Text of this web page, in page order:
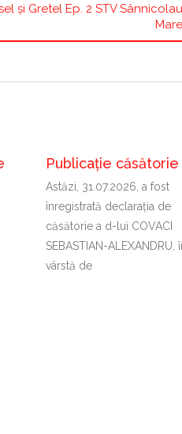
și Gretel Ep. 2 STV Sânnicolau
Mare
Publicație căsătorie
Astăzi, 31.07.2026, a fost
înregistrată declaraţia de
căsătorie a d-lui COVACI
SEBASTIAN-ALEXANDRU,
vârstă de